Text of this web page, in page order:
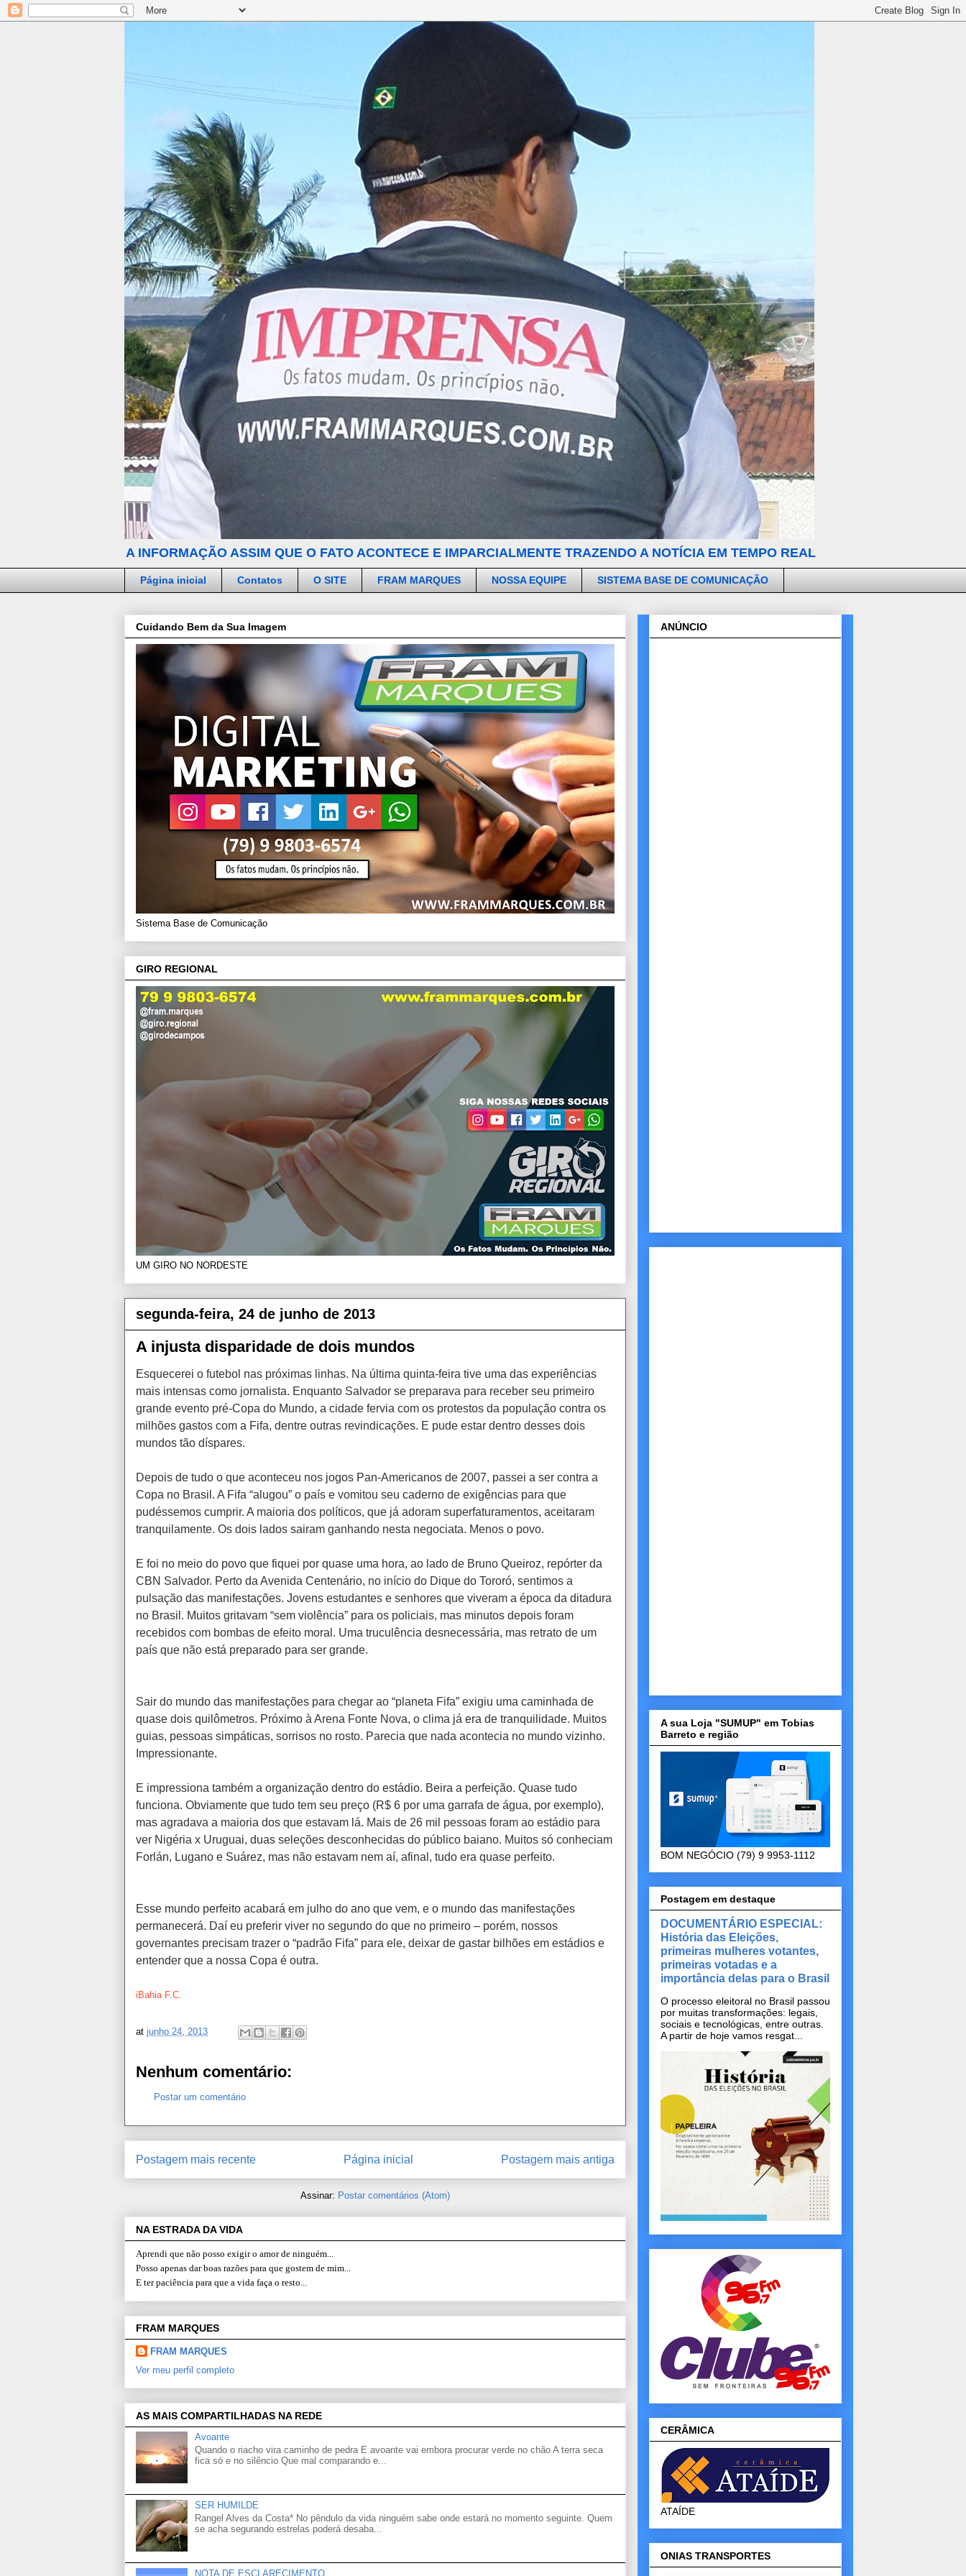
A INFORMAÇÃO ASSIM QUE O FATO ACONTECE E IMPARCIALMENTE TRAZENDO A NOTÍCIA EM TEMPO REAL
Página inicial Contatos O SITE FRAM MARQUES NOSSA EQUIPE SISTEMA BASE DE COMUNICAÇÃO
Cuidando Bem da Sua Imagem
Sistema Base de Comunicação
GIRO REGIONAL
UM GIRO NO NORDESTE
segunda-feira, 24 de junho de 2013
A injusta disparidade de dois mundos
Esquecerei o futebol nas próximas linhas. Na última quinta-feira tive uma das experiências
mais intensas como jornalista. Enquanto Salvador se preparava para receber seu primeiro
grande evento pré-Copa do Mundo, a cidade fervia com os protestos da população contra os
milhões gastos com a Fifa, dentre outras revindicações. E pude estar dentro desses dois
mundos tão díspares.
Depois de tudo o que aconteceu nos jogos Pan-Americanos de 2007, passei a ser contra a
Copa no Brasil. A Fifa “alugou” o país e vomitou seu caderno de exigências para que
pudéssemos cumprir. A maioria dos políticos, que já adoram superfaturamentos, aceitaram
tranquilamente. Os dois lados sairam ganhando nesta negociata. Menos o povo.
E foi no meio do povo que fiquei por quase uma hora, ao lado de Bruno Queiroz, repórter da
CBN Salvador. Perto da Avenida Centenário, no início do Dique do Tororó, sentimos a
pulsação das manifestações. Jovens estudantes e senhores que viveram a época da ditadura
no Brasil. Muitos gritavam “sem violência” para os policiais, mas minutos depois foram
recebidos com bombas de efeito moral. Uma truculência desnecessária, mas retrato de um
país que não está preparado para ser grande.
Sair do mundo das manifestações para chegar ao “planeta Fifa” exigiu uma caminhada de
quase dois quilômetros. Próximo à Arena Fonte Nova, o clima já era de tranquilidade. Muitos
guias, pessoas simpáticas, sorrisos no rosto. Parecia que nada acontecia no mundo vizinho.
Impressionante.
E impressiona também a organização dentro do estádio. Beira a perfeição. Quase tudo
funciona. Obviamente que tudo tem seu preço (R$ 6 por uma garrafa de água, por exemplo),
mas agradava a maioria dos que estavam lá. Mais de 26 mil pessoas foram ao estádio para
ver Nigéria x Uruguai, duas seleções desconhecidas do público baiano. Muitos só conheciam
Forlán, Lugano e Suárez, mas não estavam nem aí, afinal, tudo era quase perfeito.
Esse mundo perfeito acabará em julho do ano que vem, e o mundo das manifestações
permanecerá. Daí eu preferir viver no segundo do que no primeiro – porém, nossos
governantes precisam trazer o “padrão Fifa” para ele, deixar de gastar bilhões em estádios e
entender que a nossa Copa é outra.
iBahia F.C.
at junho 24, 2013
Nenhum comentário:
Postar um comentário
Postagem mais recente Postagem mais antiga
Página inicial
Assinar: Postar comentários (Atom)
NA ESTRADA DA VIDA
Aprendi que não posso exigir o amor de ninguém...
Posso apenas dar boas razões para que gostem de mim...
E ter paciência para que a vida faça o resto...
FRAM MARQUES
FRAM MARQUES
Ver meu perfil completo
AS MAIS COMPARTILHADAS NA REDE
Avoante
Quando o riacho vira caminho de pedra E avoante vai embora procurar verde no chão A terra seca
fica só e no silêncio Que mal comparando e...
SER HUMILDE
Rangel Alves da Costa* No pêndulo da vida ninguém sabe onde estará no momento seguinte. Quem
se acha segurando estrelas poderá desaba...
NOTA DE ESCLARECIMENTO
ANÚNCIO
A sua Loja "SUMUP" em Tobias
Barreto e região
BOM NEGÓCIO (79) 9 9953-1112
Postagem em destaque
DOCUMENTÁRIO ESPECIAL:
História das Eleições,
primeiras mulheres votantes,
primeiras votadas e a
importância delas para o Brasil
O processo eleitoral no Brasil passou
por muitas transformações: legais,
sociais e tecnológicas, entre outras.
A partir de hoje vamos resgat...
CERÂMICA
ATAÍDE
ONIAS TRANSPORTES